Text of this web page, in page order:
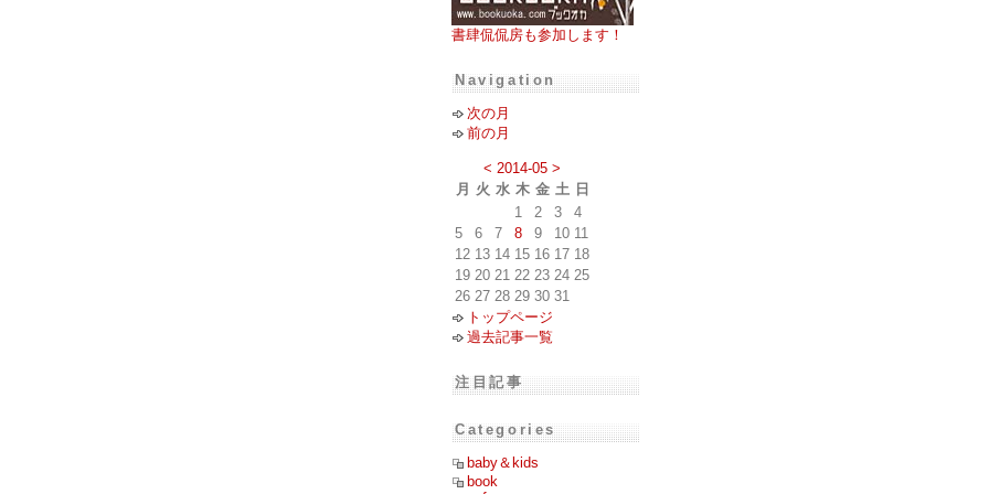
書肆侃侃房も参加します！
Navigation
次の月
前の月
< 2014-05 >
月
火 水 木 金 土 日
1
2 3
4
5
6 7 8 9 10 11
12 13 14 15 16 17 18
19 20 21 22 23 24 25
26 27 28 29 30 31
トップページ
過去記事一覧
注目記事
Categories
baby＆kids
book